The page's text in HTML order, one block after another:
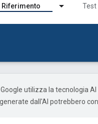
Riferimento Test
Google utilizza la tecnologia
dall'AI potrebbero